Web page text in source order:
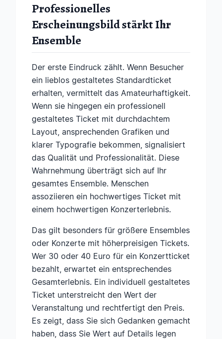
Professionelles
Erscheinungsbild stärkt Ihr
Ensemble
Der erste Eindruck zählt. Wenn Besucher
ein lieblos gestaltetes Standardticket
erhalten, vermittelt das Amateurhaftigkeit.
Wenn sie hingegen ein professionell
gestaltetes Ticket mit durchdachtem
Layout, ansprechenden Grafiken und
klarer Typografie bekommen, signalisiert
das Qualität und Professionalität. Diese
Wahrnehmung überträgt sich auf Ihr
gesamtes Ensemble. Menschen
assoziieren ein hochwertiges Ticket mit
einem hochwertigen Konzerterlebnis.
Das gilt besonders für größere Ensembles
oder Konzerte mit höherpreisigen Tickets.
Wer 30 oder 40 Euro für ein Konzertticket
bezahlt, erwartet ein entsprechendes
Gesamterlebnis. Ein individuell gestaltetes
Ticket unterstreicht den Wert der
Veranstaltung und rechtfertigt den Preis.
Es zeigt, dass Sie sich Gedanken gemacht
haben, dass Sie Wert auf Details legen